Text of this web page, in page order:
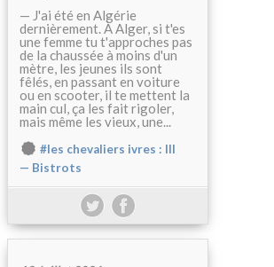
— J'ai été en Algérie
dernièrement. À Alger, si t'es
une femme tu t'approches pas
de la chaussée à moins d'un
mètre, les jeunes ils sont
fêlés, en passant en voiture
ou en scooter, il te mettent la
main cul, ça les fait rigoler,
mais même les vieux, une...
#les chevaliers ivres : III
— Bistrots